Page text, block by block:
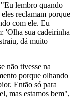
"Eu lembro quando
reclamam porque
com ele. Eu
'Olha sua cadeirinha
dá muito
não tivesse na
porque olhando
Então só para
mas estamos bem",